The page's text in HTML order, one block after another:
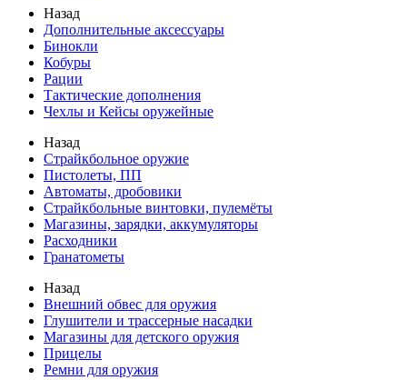
Назад
Дополнительные аксессуары
Бинокли
Кобуры
Рации
Тактические дополнения
Чехлы и Кейсы оружейные
Назад
Страйкбольное оружие
Пистолеты, ПП
Автоматы, дробовики
Страйкбольные винтовки, пулемёты
Магазины, зарядки, аккумуляторы
Расходники
Гранатометы
Назад
Внешний обвес для оружия
Глушители и трассерные насадки
Магазины для детского оружия
Прицелы
Ремни для оружия